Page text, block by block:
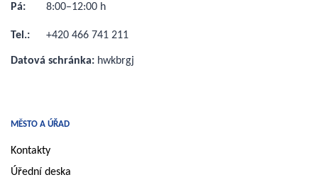
MĚSTO A ÚŘAD
Kontakty
Úřední deska
Pá:
8:00–12:00 h
Tel.: +420 466 741 211
Datová schránka: hwkbrgj